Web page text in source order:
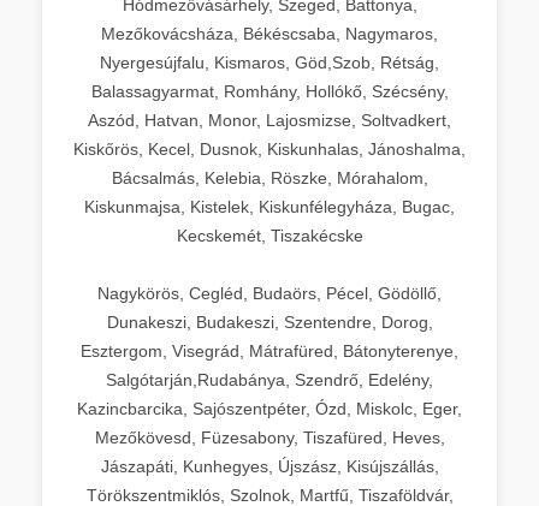
Hódmezővásárhely, Szeged, Battonya,
Mezőkovácsháza, Békéscsaba, Nagymaros,
Nyergesújfalu, Kismaros, Göd,Szob, Rétság,
Balassagyarmat, Romhány, Hollókő, Szécsény,
Aszód, Hatvan, Monor, Lajosmizse, Soltvadkert,
Kiskőrös, Kecel, Dusnok, Kiskunhalas, Jánoshalma,
Bácsalmás, Kelebia, Röszke, Mórahalom,
Kiskunmajsa, Kistelek, Kiskunfélegyháza, Bugac,
Kecskemét, Tiszakécske
Nagykörös, Cegléd, Budaörs, Pécel, Gödöllő,
Dunakeszi, Budakeszi, Szentendre, Dorog,
Esztergom, Visegrád, Mátrafüred, Bátonyterenye,
Salgótarján,Rudabánya, Szendrő, Edelény,
Kazincbarcika, Sajószentpéter, Ózd, Miskolc, Eger,
Mezőkövesd, Füzesabony, Tiszafüred, Heves,
Jászapáti, Kunhegyes, Újszász, Kisújszállás,
Törökszentmiklós, Szolnok, Martfű, Tiszaföldvár,